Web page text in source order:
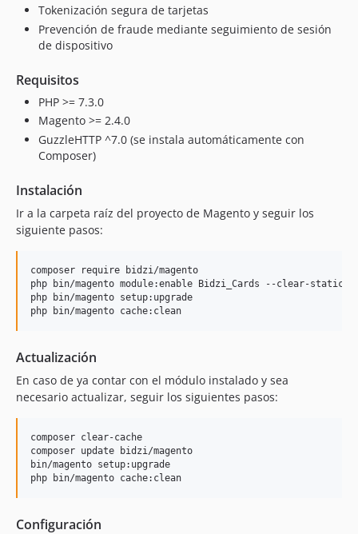
Tokenización segura de tarjetas
Prevención de fraude mediante seguimiento de sesión
de dispositivo
Requisitos
PHP >= 7.3.0
Magento >= 2.4.0
GuzzleHTTP ^7.0 (se instala automáticamente con
Composer)
Instalación
Ir a la carpeta raíz del proyecto de Magento y seguir los
siguiente pasos:
composer require bidzi/magento
php bin/magento module:enable Bidzi_Cards --clear-static-
php bin/magento setup:upgrade
php bin/magento cache:clean
Actualización
En caso de ya contar con el módulo instalado y sea
necesario actualizar, seguir los siguientes pasos:
composer clear-cache
composer update bidzi/magento
bin/magento setup:upgrade
php bin/magento cache:clean
Configuración